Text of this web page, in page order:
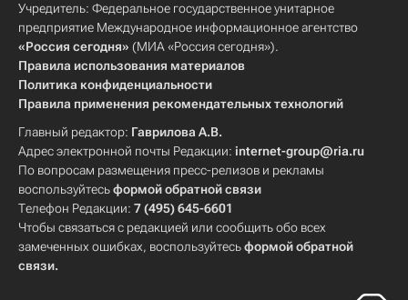
Учредитель: Федеральное государственное унитарное
предприятие Международное информационное агентство
«Россия сегодня» (МИА «Россия сегодня»).
Правила использования материалов
Политика конфиденциальности
Правила применения рекомендательных технологий
Главный редактор: Гаврилова А.В.
Адрес электронной почты Редакции: internet-group@ria.ru
По вопросам размещения пресс-релизов и рекламы
воспользуйтесьформой обратной связи
Телефон Редакции: 7 (495) 645-6601
Чтобы связаться с редакцией или сообщить обо всех
замеченных ошибках, воспользуйтесьформой обратной
связи.